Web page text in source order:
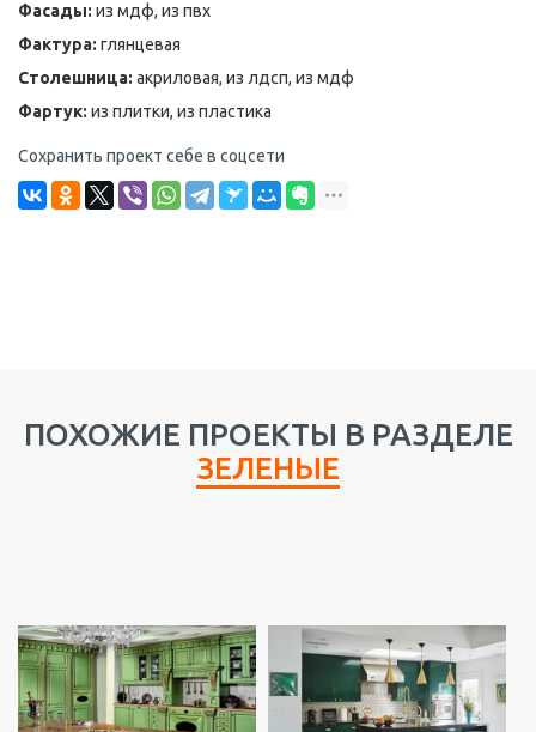
Фасады: из мдф, из пвх
Фактура: глянцевая
Столешница: акриловая, из лдсп, из мдф
Фартук: из плитки, из пластика
Сохранить проект себе в соцсети
ПОХОЖИЕ ПРОЕКТЫ В РАЗДЕЛЕ
ЗЕЛЕНЫЕ